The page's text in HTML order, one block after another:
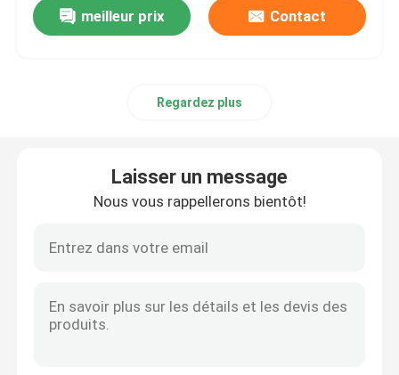
meilleur prix Contact
Regardez plus
Laisser un message
Nous vous rappellerons bientôt!